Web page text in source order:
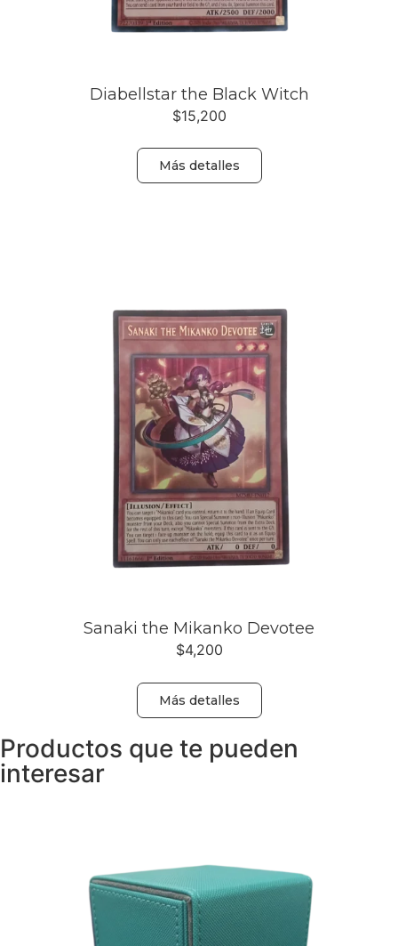
Diabellstar the Black Witch
$15,200
Más detalles
Sanaki the Mikanko Devotee
$4,200
Más detalles
Productos que te pueden
interesar